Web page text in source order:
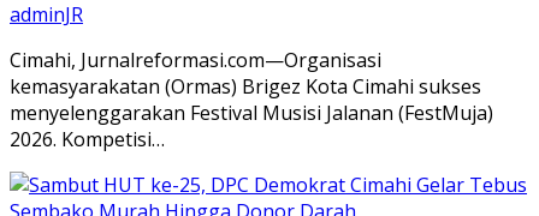
adminJR
Cimahi, Jurnalreformasi.com—Organisasi
kemasyarakatan (Ormas) Brigez Kota Cimahi sukses
menyelenggarakan Festival Musisi Jalanan (FestMuja)
2026. Kompetisi…